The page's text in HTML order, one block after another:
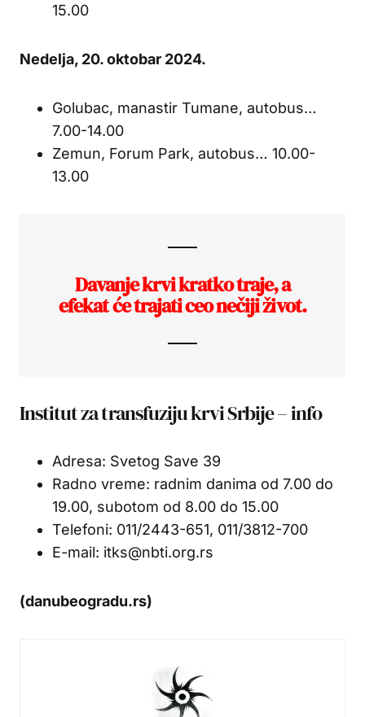
15.00
Nedelja, 20. oktobar 2024.
Golubac, manastir Tumane, autobus…
7.00-14.00
Zemun, Forum Park, autobus… 10.00-
13.00
Davanje krvi kratko traje, a
efekat će trajati ceo nečiji život.
Institut za transfuziju krvi Srbije – info
Adresa: Svetog Save 39
Radno vreme: radnim danima od 7.00 do
19.00, subotom od 8.00 do 15.00
Telefoni: 011/2443-651, 011/3812-700
E-mail: itks@nbti.org.rs
(danubeogradu.rs)